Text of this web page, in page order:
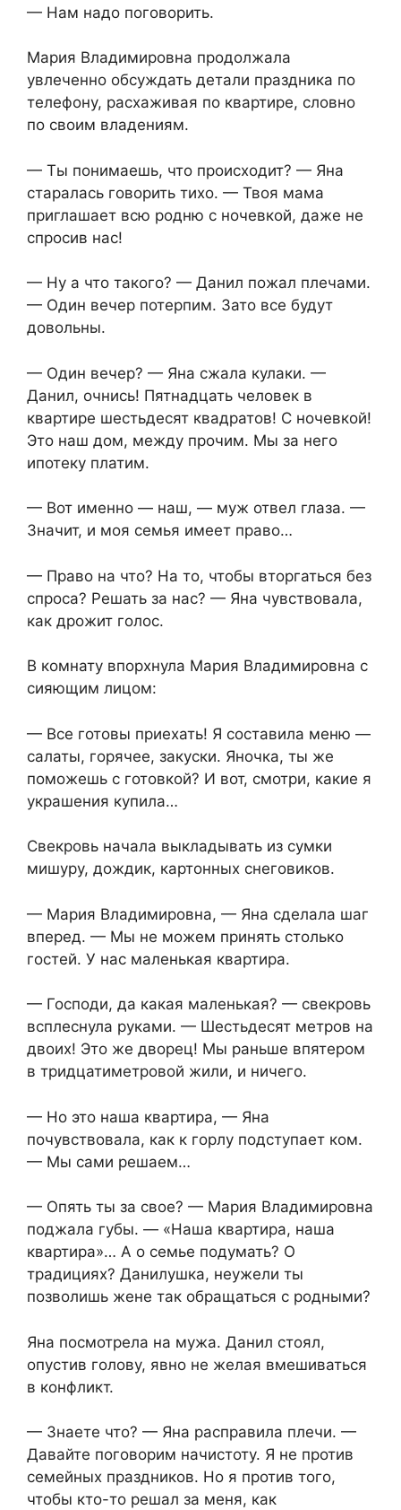
— Нам надо поговорить.
Мария Владимировна продолжала
увлеченно обсуждать детали праздника по
телефону, расхаживая по квартире, словно
по своим владениям.
— Ты понимаешь, что происходит? — Яна
старалась говорить тихо. — Твоя мама
приглашает всю родню с ночевкой, даже не
спросив нас!
— Ну а что такого? — Данил пожал плечами.
— Один вечер потерпим. Зато все будут
довольны.
— Один вечер? — Яна сжала кулаки. —
Данил, очнись! Пятнадцать человек в
квартире шестьдесят квадратов! С ночевкой!
Это наш дом, между прочим. Мы за него
ипотеку платим.
— Вот именно — наш, — муж отвел глаза. —
Значит, и моя семья имеет право…
— Право на что? На то, чтобы вторгаться без
спроса? Решать за нас? — Яна чувствовала,
как дрожит голос.
В комнату впорхнула Мария Владимировна с
сияющим лицом:
— Все готовы приехать! Я составила меню —
салаты, горячее, закуски. Яночка, ты же
поможешь с готовкой? И вот, смотри, какие я
украшения купила…
Свекровь начала выкладывать из сумки
мишуру, дождик, картонных снеговиков.
— Мария Владимировна, — Яна сделала шаг
вперед. — Мы не можем принять столько
гостей. У нас маленькая квартира.
— Господи, да какая маленькая? — свекровь
всплеснула руками. — Шестьдесят метров на
двоих! Это же дворец! Мы раньше впятером
в тридцатиметровой жили, и ничего.
— Но это наша квартира, — Яна
почувствовала, как к горлу подступает ком.
— Мы сами решаем…
— Опять ты за свое? — Мария Владимировна
поджала губы. — «Наша квартира, наша
квартира»… А о семье подумать? О
традициях? Данилушка, неужели ты
позволишь жене так обращаться с родными?
Яна посмотрела на мужа. Данил стоял,
опустив голову, явно не желая вмешиваться
в конфликт.
— Знаете что? — Яна расправила плечи. —
Давайте поговорим начистоту. Я не против
семейных праздников. Но я против того,
чтобы кто-то решал за меня, как